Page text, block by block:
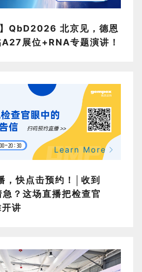
】QbD2026 北京见，德恩
展位+RNA专题演讲！
快点击预约！│收到
？这场直播把检查官
讲
Learn More